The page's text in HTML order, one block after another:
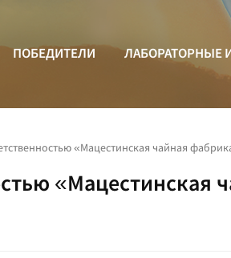
ПОБЕДИТЕЛИ ЛАБОРАТОРНЫЕ
«Мацестинская чайная